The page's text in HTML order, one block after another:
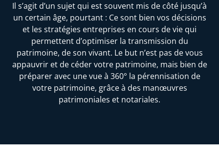
Il s’agit d’un sujet qui est souvent mis de côté jusqu’à
un certain âge, pourtant : Ce sont bien vos décisions
et les stratégies entreprises en cours de vie qui
permettent d’optimiser la transmission du
patrimoine, de son vivant. Le but n’est pas de vous
appauvrir et de céder votre patrimoine, mais bien de
préparer avec une vue à 360° la pérennisation de
votre patrimoine, grâce à des manœuvres
patrimoniales et notariales.